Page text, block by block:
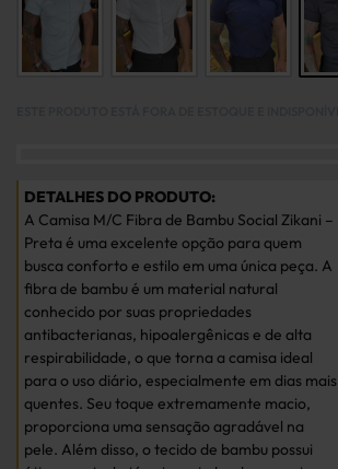
A Camisa M/C Fibra de Bambu Social Zikani –
Preta é uma excelente opção para quem
busca conforto e estilo em uma única peça. A
fibra de bambu é um material natural
conhecido por suas propriedades
antibacterianas, hipoalergênicas e de alta
respirabilidade, o que torna a camisa ideal
para o uso diário, especialmente em dias mais
quentes. Seu toque extremamente macio,
proporciona uma sensação agradável na
pele. Além disso, o tecido de bambu possui